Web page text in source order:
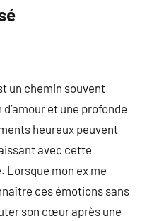
un chemin souvent
et une profonde
heureux peuvent
avec cette
Lorsque mon ex me
ces émotions sans
son cœur après une